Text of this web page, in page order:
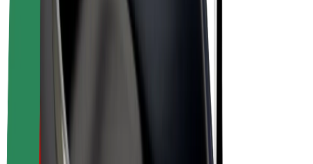
Výdělky kurýra
Partneři Bolt Food
Flotily
Franšízy
Společnost
Kariéra